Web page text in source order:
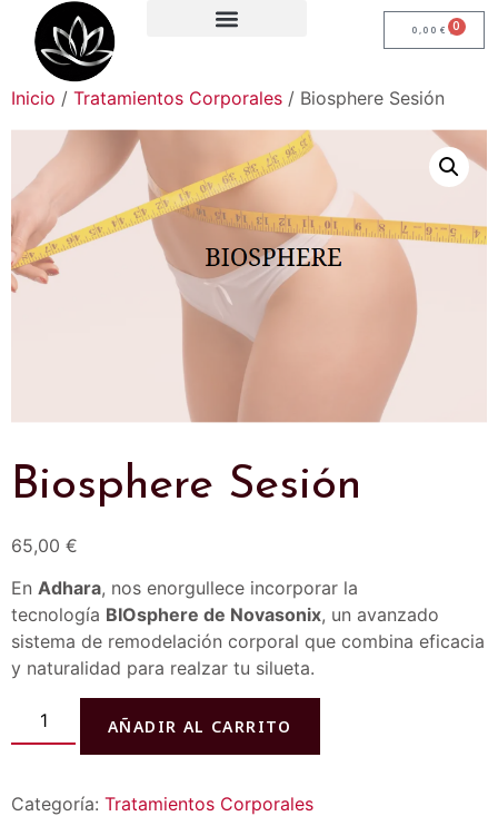
0,00€ 0
Inicio / Tratamientos Corporales / Biosphere Sesión
Biosphere Sesión
65,00 €
En Adhara, nos enorgullece incorporar la
tecnología BIOsphere de Novasonix, un avanzado
sistema de remodelación corporal que combina eficacia
y naturalidad para realzar tu silueta.
AÑADIR AL CARRITO
Categoría: Tratamientos Corporales